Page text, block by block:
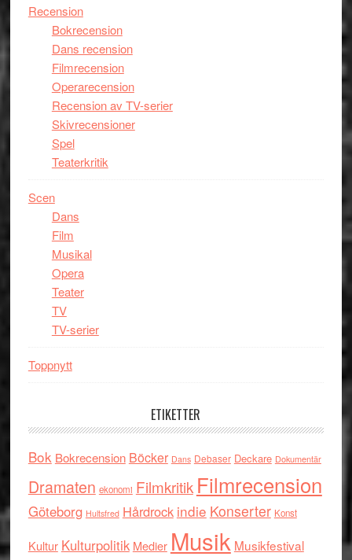
Recension
Bokrecension
Dans recension
Filmrecension
Operarecension
Recension av TV-serier
Skivrecensioner
Spel
Teaterkritik
Scen
Dans
Film
Musikal
Opera
Teater
TV
TV-serier
Toppnytt
ETIKETTER
Bok Bokrecension Böcker Dans Debaser Deckare Dokumentär
Dramaten ekonomi Filmkritik Filmrecension
Göteborg Hultsfred Hårdrock indie Konserter Konst
Kultur Kulturpolitik Medier Musik Musikfestival